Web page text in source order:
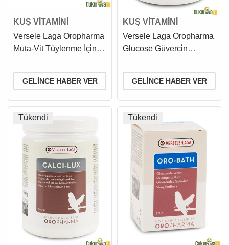
KUŞ VİTAMİNİ
Versele Laga Oropharma
Muta-Vit Tüylenme İçi̇n
GELINCE HABER VER
KUŞ VİTAMİNİ
Versele Laga Oropharma
Glucose Güverci̇n
GELINCE HABER VER
Tükendi Tükendi